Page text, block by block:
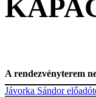
A rendezvényterem
Jávorka Sándor